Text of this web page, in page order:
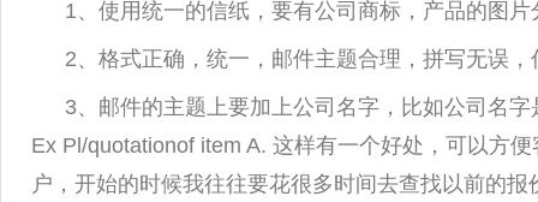
1、使用统一的信纸，要有公司商标，产品的图
2、格式正确，统一，邮件主题合理，拼写无误
3、邮件的主题上要加上公司名字，比如公司名
Ex Pl/quotationof item A. 这样有一个好处，可以方
户，开始的时候我往往要花很多时间去查找以前的